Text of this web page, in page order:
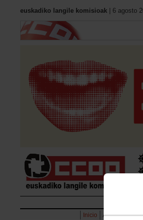
euskadiko langile komisioak | 6 agosto
Inicio
Acción